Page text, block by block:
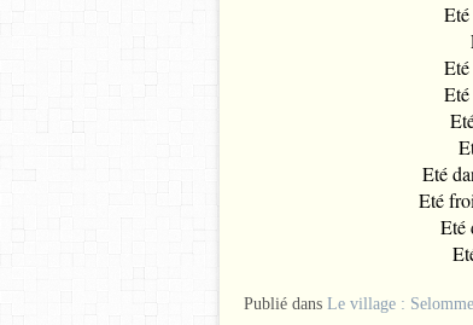
Eté
Eté
Eté
Publié dans Le village :